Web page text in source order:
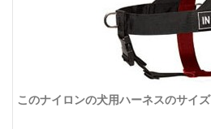
このナイロンの犬用ハーネスのサイズ